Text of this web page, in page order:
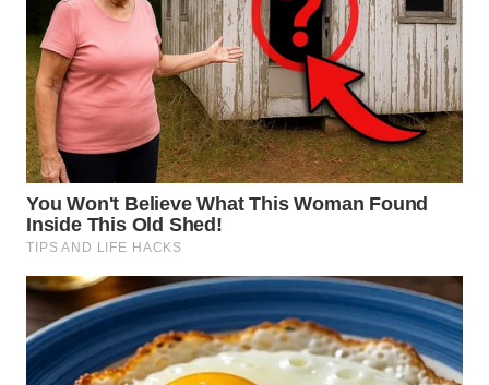
KALSEL
WN
KALTIM
WN
SULSEL
WN
WN
SULUT